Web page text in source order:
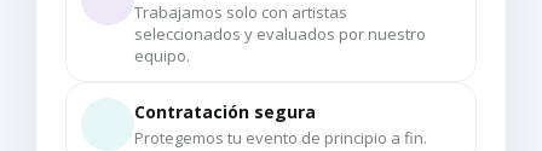
Trabajamos solo con artistas
seleccionados y evaluados por nuestro
equipo.
Contratación segura
Protegemos tu evento de principio a fin.